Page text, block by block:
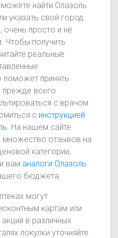
найти Олазоль
указать свой город.
очень просто и не
Чтобы получить
реальные
поможет принять
прежде всего
с врачом
с инструкцией
. На нашем сайте
множество отзывов на
категории,
вам аналоги Олазоль
бюджета.
могут
картам или
в различных
покупки уточняйте